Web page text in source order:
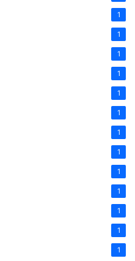
1
1
1
1
1
1
1
1
1
1
1
1
1